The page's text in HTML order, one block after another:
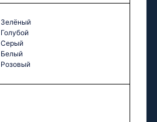
Зелёный
Голубой
Серый
Белый
Розовый